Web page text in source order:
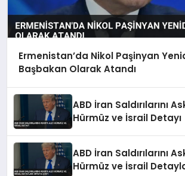
Ermenistan’da Nikol Paşinyan
Başbakan Olarak Atandı
ABD İran Saldırılarını
Hürmüz ve İsrail Detayı
ABD İran Saldırılarını
Hürmüz ve İsrail